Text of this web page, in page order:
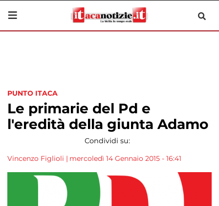
PUNTO ITACA
Le primarie del Pd e
l'eredità della giunta Adamo
Condividi su:
Vincenzo Figlioli | mercoledì 14 Gennaio 2015 - 16:41